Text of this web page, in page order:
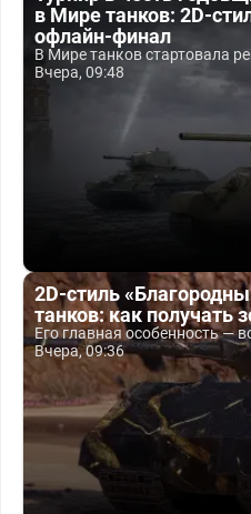
в Мире танков: 2D-
офлайн-финал
В Мире танков стартовала
Вчера, 09:48
2D-стиль
танков: как получать
Его главная особенность —
Вчера, 09:36